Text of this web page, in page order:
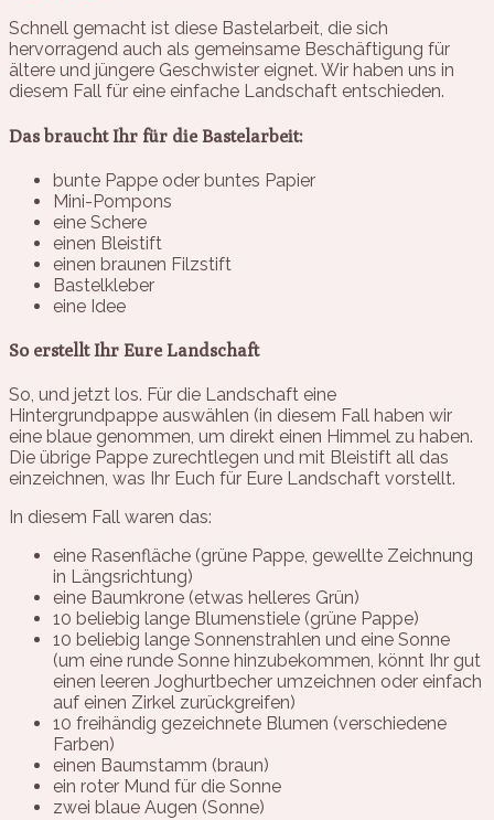
Schnell gemacht ist diese Bastelarbeit, die sich
hervorragend auch als gemeinsame Beschäftigung für
ältere und jüngere Geschwister eignet. Wir haben uns in
diesem Fall für eine einfache Landschaft entschieden.
Das braucht Ihr für die Bastelarbeit:
bunte Pappe oder buntes Papier
Mini-Pompons
eine Schere
einen Bleistift
einen braunen Filzstift
Bastelkleber
eine Idee
So erstellt Ihr Eure Landschaft
So, und jetzt los. Für die Landschaft eine
Hintergrundpappe auswählen (in diesem Fall haben wir
eine blaue genommen, um direkt einen Himmel zu haben.
Die übrige Pappe zurechtlegen und mit Bleistift all das
einzeichnen, was Ihr Euch für Eure Landschaft vorstellt.
In diesem Fall waren das:
eine Rasenfläche (grüne Pappe, gewellte Zeichnung
in Längsrichtung)
eine Baumkrone (etwas helleres Grün)
10 beliebig lange Blumenstiele (grüne Pappe)
10 beliebig lange Sonnenstrahlen und eine Sonne
(um eine runde Sonne hinzubekommen, könnt Ihr gut
einen leeren Joghurtbecher umzeichnen oder einfach
auf einen Zirkel zurückgreifen)
10 freihändig gezeichnete Blumen (verschiedene
Farben)
einen Baumstamm (braun)
ein roter Mund für die Sonne
zwei blaue Augen (Sonne)